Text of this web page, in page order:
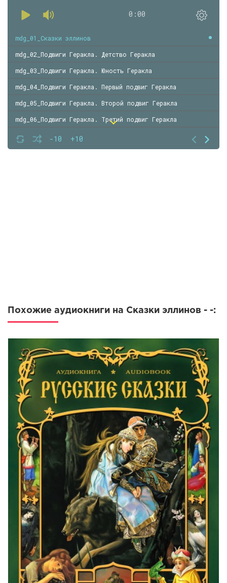
0:00
-10 +10
mdg_01_Сказки эллинов
mdg_02_Подвиги Геракла. Детство Геракла
mdg_03_Подвиги Геракла. Юность Геракла
mdg_04_Подвиги Геракла. Первый подвиг Геракла
mdg_05_Подвиги Геракла. Второй подвиг Геракла
mdg_06_Подвиги Геракла. Третий подвиг Геракла
mdg_07_Подвиги Геракла. Четвертый подвиг Геракла
mdg_08_Подвиги Геракла. Пятый подвиг Геракла
mdg_20_Язон и аргонавты. Язон и Медея
mdg_21_Язон и аргонавты. Изгнание Язона
mdg_22_Странствия Одиссея. Падение Трои
mdg_23_Странствия Одиссея. В пещере Циклопа
mdg_24_Странствия Одиссея. Дар повелителя ветров
mdg_25_Странствия Одиссея. Волшебный остров Эя
mdg_26_Странствия Одиссея. Обитель мертвых
mdg_27_Странствия Одиссея. Остров сирен
mdg_28_Странствия Одиссея. Быки Гелиоса
mdg_29_Странствия Одиссея. Гнев Посейдона
mdg_30_Странствия Одиссея. Во дворце Алкеноя
mdg_31_Странствия Одиссея. Возвращение на Итаку
mdg_32_Странствия Одиссея. Женихи Пенелопы
mdg_33_Странствия Одиссея. Месть Одиссея
mdg_34_Странствия Одиссея. Новые странствия
Похожие аудиокниги на Сказки эллинов - -: